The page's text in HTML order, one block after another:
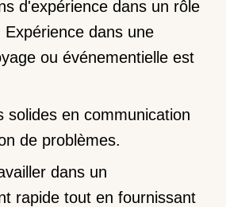
d'expérience dans un rôle
dans une
ou événementielle est
solides en communication
de problèmes.
dans un
rapide tout en fournissant